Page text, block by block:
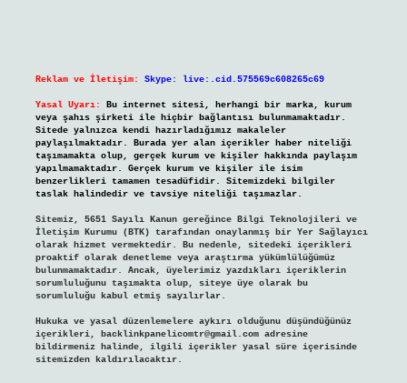
Reklam ve İletişim: Skype: live:.cid.575569c608265c69
Yasal Uyarı:
Bu internet sitesi, herhangi bir marka, kurum
veya şahıs şirketi ile hiçbir bağlantısı bulunmamaktadır.
Sitede yalnızca kendi hazırladığımız makaleler
paylaşılmaktadır. Burada yer alan içerikler haber niteliği
taşımamakta olup, gerçek kurum ve kişiler hakkında paylaşım
yapılmamaktadır. Gerçek kurum ve kişiler ile isim
benzerlikleri tamamen tesadüfidir. Sitemizdeki bilgiler
taslak halindedir ve tavsiye niteliği taşımazlar.
Sitemiz, 5651 Sayılı Kanun gereğince Bilgi Teknolojileri ve
İletişim Kurumu (BTK) tarafından onaylanmış bir Yer Sağlayıcı
olarak hizmet vermektedir. Bu nedenle, sitedeki içerikleri
proaktif olarak denetleme veya araştırma yükümlülüğümüz
bulunmamaktadır. Ancak, üyelerimiz yazdıkları içeriklerin
sorumluluğunu taşımakta olup, siteye üye olarak bu
sorumluluğu kabul etmiş sayılırlar.
Hukuka ve yasal düzenlemelere aykırı olduğunu düşündüğünüz
içerikleri, backlinkpanelicomtr@gmail.comadresine
bildirmeniz halinde, ilgili içerikler yasal süre içerisinde
sitemizden kaldırılacaktır.